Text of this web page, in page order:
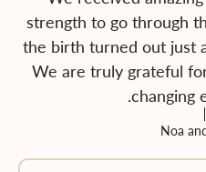
strength to go through
the birth turned out just
We are truly grateful
changing
Noa